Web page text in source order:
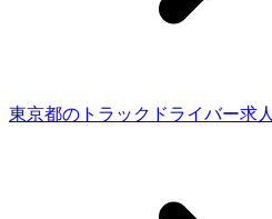
東京都のトラックドライバー求人